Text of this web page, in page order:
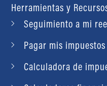
Herramientas y
Seguimiento a mi
Pagar mis impuestos
Calculadora de